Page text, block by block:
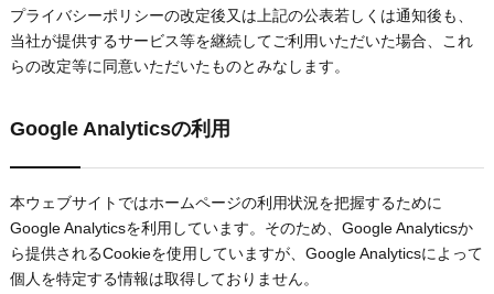
プライバシーポリシーの改定後又は上記の公表若しくは通知後も、
当社が提供するサービス等を継続してご利用いただいた場合、これ
らの改定等に同意いただいたものとみなします。
Google Analyticsの利用
本ウェブサイトではホームページの利用状況を把握するために
Google Analyticsを利用しています。そのため、Google Analyticsか
ら提供されるCookieを使用していますが、Google Analyticsによって
個人を特定する情報は取得しておりません。